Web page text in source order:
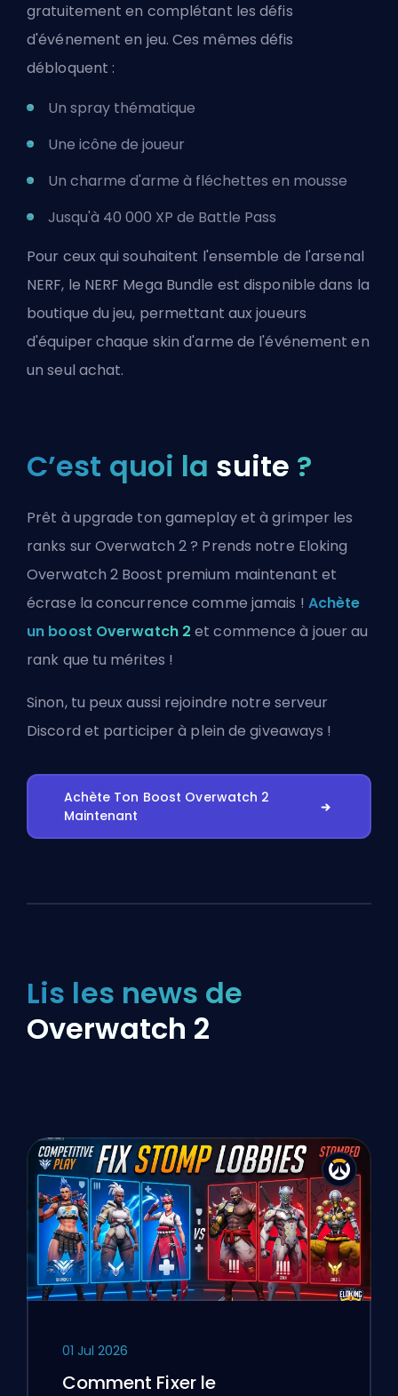
gratuitement en complétant les défis
d'événement en jeu. Ces mêmes défis
débloquent :
Un spray thématique
Une icône de joueur
Un charme d'arme à fléchettes en mousse
Jusqu'à 40 000 XP de Battle Pass
Pour ceux qui souhaitent l'ensemble de l'arsenal
NERF, le NERF Mega Bundle est disponible dans la
boutique du jeu, permettant aux joueurs
d'équiper chaque skin d'arme de l'événement en
un seul achat.
C’est quoi la suite ?
Prêt à upgrade ton gameplay et à grimper les
ranks sur Overwatch 2 ? Prends notre Eloking
Overwatch 2 Boost premium maintenant et
écrase la concurrence comme jamais ! Achète
un boost Overwatch 2 et commence à jouer au
rank que tu mérites !
Sinon, tu peux aussi rejoindre notre serveur
Discord et participer à plein de giveaways !
Achète Ton Boost Overwatch 2
Maintenant
Lis les news de
Overwatch 2
01 Jul 2026
Comment Fixer le